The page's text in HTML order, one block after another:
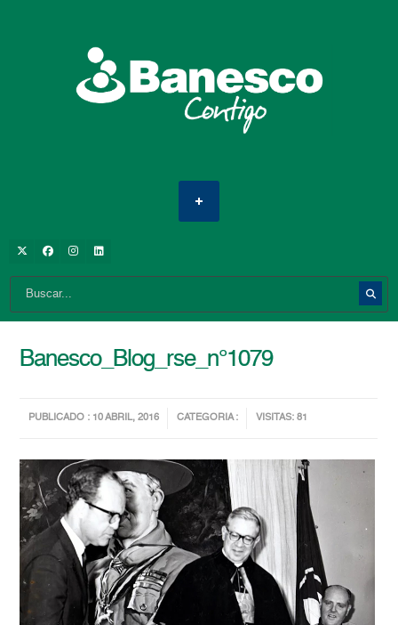
Banesco_Blog_rse_n°1079
PUBLICADO : 10 ABRIL, 2016 CATEGORIA : VISITAS: 81